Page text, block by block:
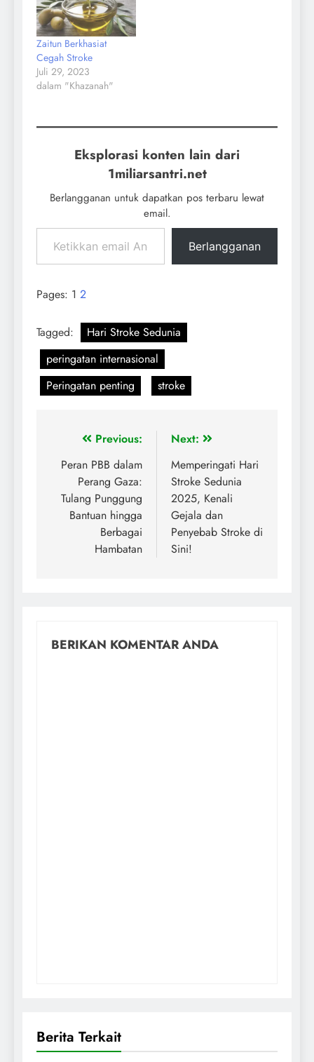
Zaitun Berkhasiat
Cegah Stroke
Juli 29, 2023
dalam "Khazanah"
Eksplorasi konten lain dari
1miliarsantri.net
Berlangganan untuk dapatkan pos terbaru lewat
email.
Berlangganan
Pages: 1 2
Tagged:
Hari Stroke Sedunia
peringatan internasional
Peringatan penting
stroke
Previous:
Peran PBB dalam
Perang Gaza:
Tulang Punggung
Bantuan hingga
Berbagai
Hambatan
Next:
Memperingati Hari
Stroke Sedunia
2025, Kenali
Gejala dan
Penyebab Stroke di
Sini!
BERIKAN KOMENTAR ANDA
Berita Terkait